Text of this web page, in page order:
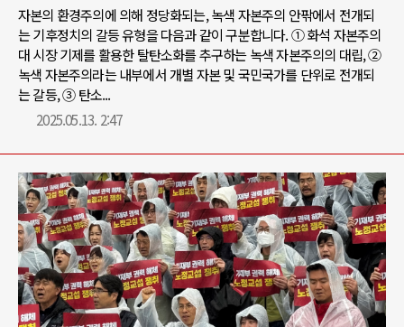
자본의 환경주의에 의해 정당화되는, 녹색 자본주의 안팎에서 전개되
는 기후정치의 갈등 유형을 다음과 같이 구분합니다. ① 화석 자본주의
대 시장 기제를 활용한 탈탄소화를 추구하는 녹색 자본주의의 대립, ②
녹색 자본주의라는 내부에서 개별 자본 및 국민국가를 단위로 전개되
는 갈등, ③ 탄소...
2025.05.13. 2:47